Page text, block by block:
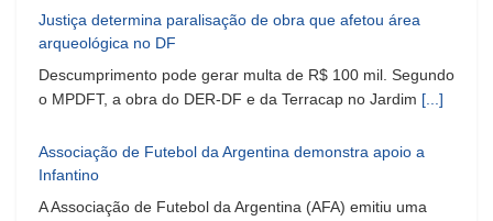
Justiça determina paralisação de obra que afetou área
arqueológica no DF
Descumprimento pode gerar multa de R$ 100 mil. Segundo
o MPDFT, a obra do DER-DF e da Terracap no Jardim [...]
Associação de Futebol da Argentina demonstra apoio a
Infantino
A Associação de Futebol da Argentina (AFA) emitiu uma